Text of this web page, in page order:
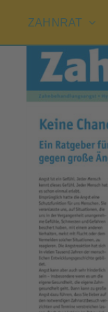
ZAHNRAT